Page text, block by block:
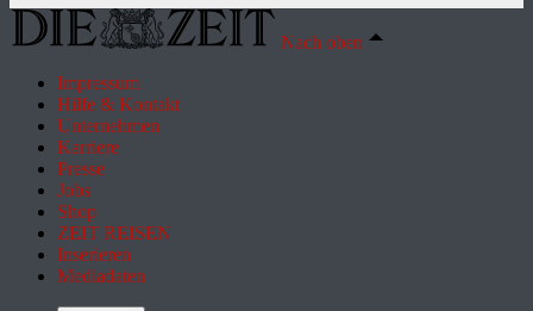
Nach oben
Impressum
Hilfe & Kontakt
Unternehmen
Karriere
Presse
Jobs
Shop
ZEIT REISEN
Inserieren
Mediadaten